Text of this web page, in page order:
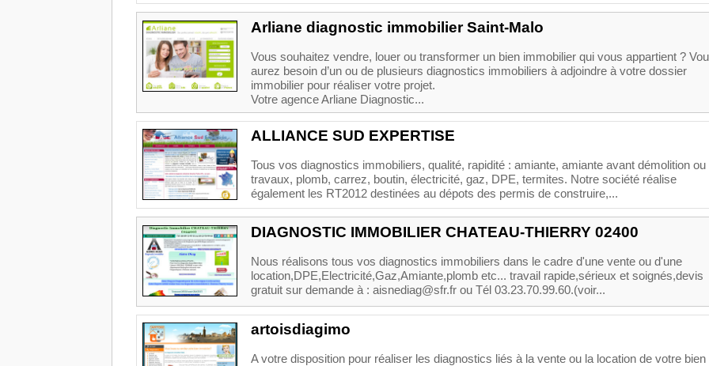
Arliane diagnostic immobilier Saint-Malo
Vous souhaitez vendre, louer ou transformer un bien immobilier qui vous appartient ?
aurez besoin d’un ou de plusieurs diagnostics immobiliers à adjoindre à votre dossier
immobilier pour réaliser votre projet.
Votre agence Arliane Diagnostic...
ALLIANCE SUD EXPERTISE
Tous vos diagnostics immobiliers, qualité, rapidité : amiante, amiante avant démolition ou
travaux, plomb, carrez, boutin, électricité, gaz, DPE, termites. Notre société réalise
également les RT2012 destinées au dépots des permis de construire,...
DIAGNOSTIC IMMOBILIER CHATEAU-THIERRY 02400
Nous réalisons tous vos diagnostics immobiliers dans le cadre d'une vente ou d'une
location,DPE,Electricité,Gaz,Amiante,plomb etc... travail rapide,sérieux et soignés,devis
gratuit sur demande à : aisnediag@sfr.fr ou Tél 03.23.70.99.60.(voir...
artoisdiagimo
A votre disposition pour réaliser les diagnostics liés à la vente ou la location de votre bien